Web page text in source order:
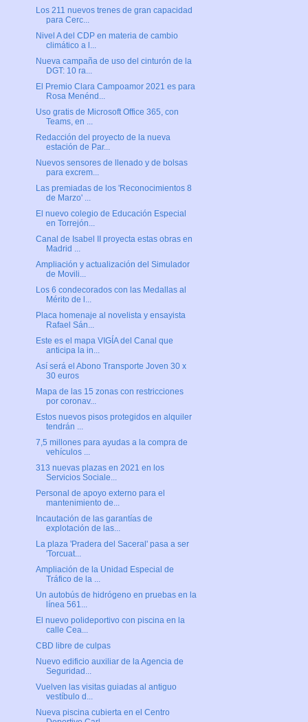
Los 211 nuevos trenes de gran capacidad
para Cerc...
Nivel A del CDP en materia de cambio
climático a l...
Nueva campaña de uso del cinturón de la
DGT: 10 ra...
El Premio Clara Campoamor 2021 es para
Rosa Menénd...
Uso gratis de Microsoft Office 365, con
Teams, en ...
Redacción del proyecto de la nueva
estación de Par...
Nuevos sensores de llenado y de bolsas
para excrem...
Las premiadas de los 'Reconocimientos 8
de Marzo' ...
El nuevo colegio de Educación Especial
en Torrejón...
Canal de Isabel II proyecta estas obras en
Madrid ...
Ampliación y actualización del Simulador
de Movili...
Los 6 condecorados con las Medallas al
Mérito de l...
Placa homenaje al novelista y ensayista
Rafael Sán...
Este es el mapa VIGÍA del Canal que
anticipa la in...
Así será el Abono Transporte Joven 30 x
30 euros
Mapa de las 15 zonas con restricciones
por coronav...
Estos nuevos pisos protegidos en alquiler
tendrán ...
7,5 millones para ayudas a la compra de
vehículos ...
313 nuevas plazas en 2021 en los
Servicios Sociale...
Personal de apoyo externo para el
mantenimiento de...
Incautación de las garantías de
explotación de las...
La plaza 'Pradera del Saceral' pasa a ser
'Torcuat...
Ampliación de la Unidad Especial de
Tráfico de la ...
Un autobús de hidrógeno en pruebas en la
línea 561...
El nuevo polideportivo con piscina en la
calle Cea...
CBD libre de culpas
Nuevo edificio auxiliar de la Agencia de
Seguridad...
Vuelven las visitas guiadas al antiguo
vestíbulo d...
Nueva piscina cubierta en el Centro